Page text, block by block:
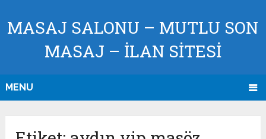
MASAJ SALONU – MUTLU SON
MASAJ – İLAN SİTESİ
MENU